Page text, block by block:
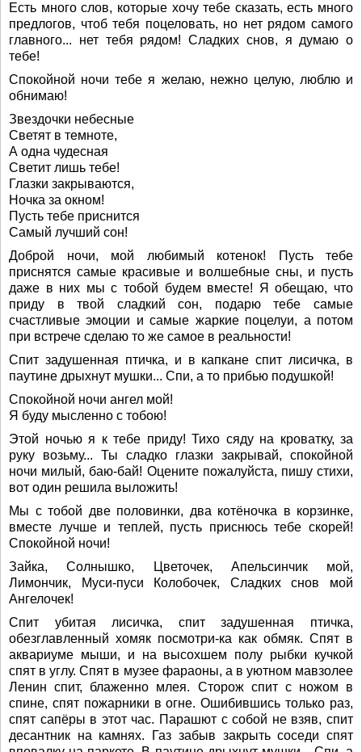
Есть много слов, которые хочу тебе сказать, есть много
предлогов, чтоб тебя поцеловать, но нет рядом самого
главного... нет тебя рядом! Сладких снов, я думаю о
тебе!
Спокойной ночи тебе я желаю, нежно целую, люблю и
обнимаю!
Звездочки небесные
Светят в темноте,
А одна чудесная
Светит лишь тебе!
Глазки закрываются,
Ночка за окном!
Пусть тебе приснится
Самый лучший сон!
Доброй ночи, мой любимый котенок! Пусть тебе
приснятся самые красивые и волшебные сны, и пусть
даже в них мы с тобой будем вместе! Я обещаю, что
приду в твой сладкий сон, подарю тебе самые
счастливые эмоции и самые жаркие поцелуи, а потом
при встрече сделаю то же самое в реальности!
Спит задушенная птичка, и в капкане спит лисичка, в
паутине дрыхнут мушки... Спи, а то прибью подушкой!
Спокойной ночи ангел мой!
Я буду мысленно с тобою!
Этой ночью я к тебе приду! Тихо сяду на кроватку, за
руку возьму... Ты сладко глазки закрывай, спокойной
ночи милый, баю-бай! Оцените пожалуйста, пишу стихи,
вот один решила выложить!
Мы с тобой две половинки, два котёночка в корзинке,
вместе лучше и теплей, пусть приснюсь тебе скорей!
Спокойной ночи!
Зайка, Солнышко, Цветочек, Апельсинчик мой,
Лимончик, Муси-пуси Колобочек, Сладких снов мой
Ангелочек!
Спит убитая лисичка, спит задушенная птичка,
обезглавленный хомяк посмотри-ка как обмяк. Спят в
аквариуме мыши, и на высохшем полу рыбки кучкой
спят в углу. Спят в музее фараоны, а в уютном мавзолее
Ленин спит, блаженно млея. Сторож спит с ножом в
спине, спят пожарники в огне. Ошибившись только раз,
спят сапёры в этот час. Парашют с собой не взяв, спит
десантник на камнях. Газ забыв закрыть соседи спят